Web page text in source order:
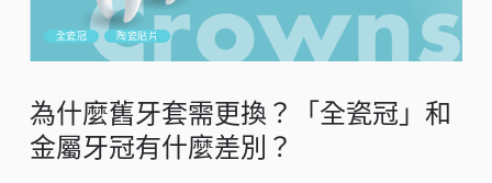
全瓷冠 陶瓷貼片
為什麼舊牙套需更換？「全瓷冠」和
金屬牙冠有什麼差別？